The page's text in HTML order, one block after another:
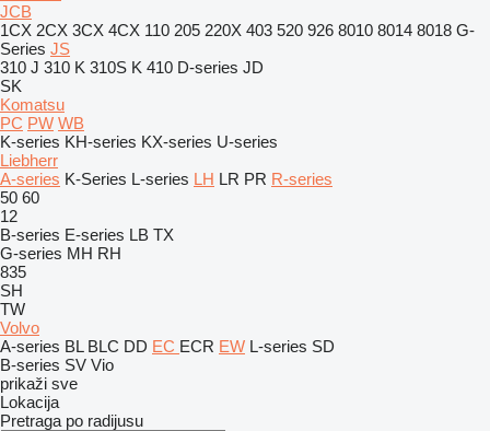
JCB
1CX 2CX 3CX 4CX 110 205 220X 403 520 926 8010 8014 8018 G-
Series JS
310 J 310 K 310S K 410 D-series JD
SK
Komatsu
PC PW WB
K-series KH-series KX-series U-series
Liebherr
A-series K-Series L-series LH LR PR R-series
50 60
12
B-series E-series LB TX
G-series MH RH
835
SH
TW
Volvo
A-series BL BLC DD EC ECR EW L-series SD
B-series SV Vio
prikaži sve
Lokacija
Pretraga po radijusu